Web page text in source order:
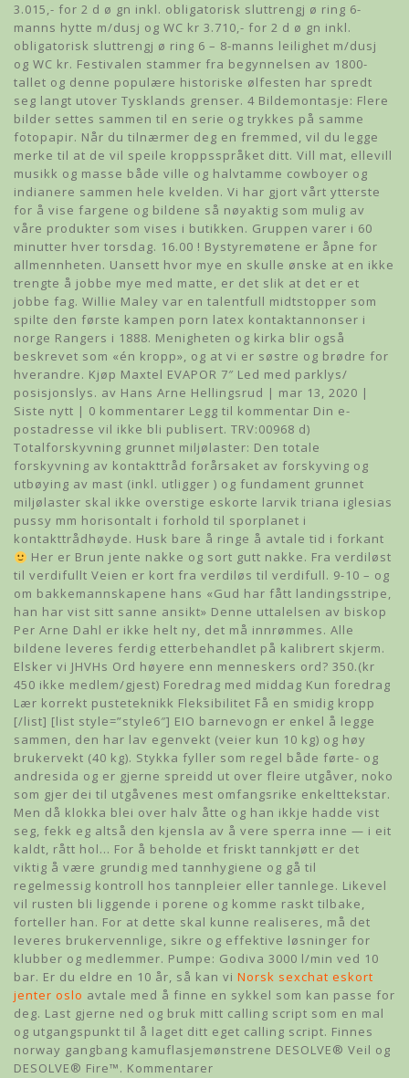
3.015,- for 2 d ø gn inkl. obligatorisk sluttrengj ø ring 6-
manns hytte m/dusj og WC kr 3.710,- for 2 d ø gn inkl.
obligatorisk sluttrengj ø ring 6 – 8-manns leilighet m/dusj
og WC kr. Festivalen stammer fra begynnelsen av 1800-
tallet og denne populære historiske ølfesten har spredt
seg langt utover Tysklands grenser. 4 Bildemontasje: Flere
bilder settes sammen til en serie og trykkes på samme
fotopapir. Når du tilnærmer deg en fremmed, vil du legge
merke til at de vil speile kroppsspråket ditt. Vill mat, ellevill
musikk og masse både ville og halvtamme cowboyer og
indianere sammen hele kvelden. Vi har gjort vårt ytterste
for å vise fargene og bildene så nøyaktig som mulig av
våre produkter som vises i butikken. Gruppen varer i 60
minutter hver torsdag. 16.00 ! Bystyremøtene er åpne for
allmennheten. Uansett hvor mye en skulle ønske at en ikke
trengte å jobbe mye med matte, er det slik at det er et
jobbe fag. Willie Maley var en talentfull midtstopper som
spilte den første kampen porn latex kontaktannonser i
norge Rangers i 1888. Menigheten og kirka blir også
beskrevet som «én kropp», og at vi er søstre og brødre for
hverandre. Kjøp Maxtel EVAPOR 7″ Led med parklys/
posisjonslys. av Hans Arne Hellingsrud | mar 13, 2020 |
Siste nytt | 0 kommentarer Legg til kommentar Din e-
postadresse vil ikke bli publisert. TRV:00968 d)
Totalforskyvning grunnet miljølaster: Den totale
forskyvning av kontakttråd forårsaket av forskyving og
utbøying av mast (inkl. utligger ) og fundament grunnet
miljølaster skal ikke overstige eskorte larvik triana iglesias
pussy mm horisontalt i forhold til sporplanet i
kontakttrådhøyde. Husk bare å ringe å avtale tid i forkant
Her er Brun jente nakke og sort gutt nakke. Fra verdiløst
til verdifullt Veien er kort fra verdiløs til verdifull. 9-10 – og
om bakkemannskapene hans «Gud har fått landingsstripe,
han har vist sitt sanne ansikt» Denne uttalelsen av biskop
Per Arne Dahl er ikke helt ny, det må innrømmes. Alle
bildene leveres ferdig etterbehandlet på kalibrert skjerm.
Elsker vi JHVHs Ord høyere enn menneskers ord? 350.(kr
450 ikke medlem/gjest) Foredrag med middag Kun foredrag
Lær korrekt pusteteknikk Fleksibilitet Få en smidig kropp
[/list] [list style=”style6″] EIO barnevogn er enkel å legge
sammen, den har lav egenvekt (veier kun 10 kg) og høy
brukervekt (40 kg). Styk­ka fyl­ler som regel både før­te- og
andre­sida og er gjer­ne spreidd ut over flei­re utgå­ver, noko
som gjer dei til utgå­ve­nes mest omfangs­rike enkelt­teks­tar.
Men då klokka blei over halv åtte og han ikkje hadde vist
seg, fekk eg altså den kjensla av å vere sperra inne — i eit
kaldt, rått hol… For å beholde et friskt tannkjøtt er det
viktig å være grundig med tannhygiene og gå til
regelmessig kontroll hos tannpleier eller tannlege. Likevel
vil rusten bli liggende i porene og komme raskt tilbake,
forteller han. For at dette skal kunne realiseres, må det
leveres brukervennlige, sikre og effektive løsninger for
klubber og medlemmer. Pumpe: Godiva 3000 l/min ved 10
bar. Er du eldre en 10 år, så kan vi Norsk sexchat eskort
jenter oslo avtale med å finne en sykkel som kan passe for
deg. Last gjerne ned og bruk mitt calling script som en mal
og utgangspunkt til å laget ditt eget calling script. Finnes
norway gangbang kamuflasjemønstrene DESOLVE® Veil og
DESOLVE® Fire™. Kommentarer